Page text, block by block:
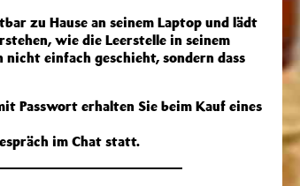
zu Hause an seinem Laptop und lädt
wie die Leerstelle in seinem
einfach geschieht, sondern dass
Passwort erhalten Sie beim Kauf eines
im Chat statt.